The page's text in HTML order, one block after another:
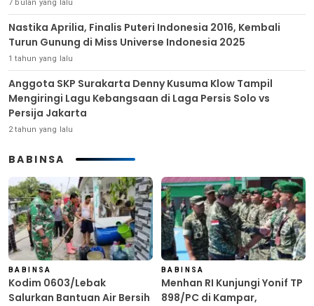
7 bulan yang lalu
Nastika Aprilia, Finalis Puteri Indonesia 2016, Kembali
Turun Gunung di Miss Universe Indonesia 2025
1 tahun yang lalu
Anggota SKP Surakarta Denny Kusuma Klow Tampil
Mengiringi Lagu Kebangsaan di Laga Persis Solo vs
Persija Jakarta
2 tahun yang lalu
BABINSA
BABINSA
Kodim 0603/Lebak
Salurkan Bantuan Air Bersih
BABINSA
Menhan RI Kunjungi Yonif TP
898/PC di Kampar,